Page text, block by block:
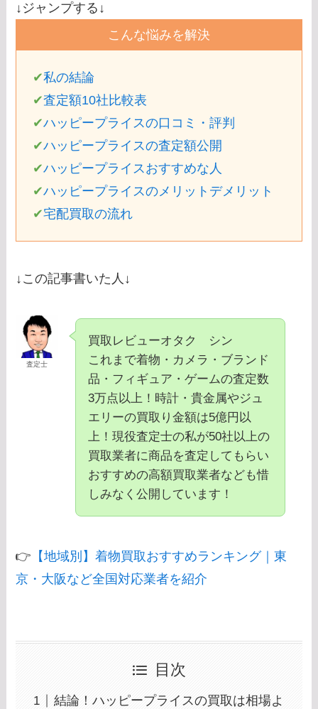
↓ジャンプする↓
こんな悩みを解決
✔私の結論
✔査定額10社比較表
✔ハッピープライスの口コミ・評判
✔ハッピープライスの査定額公開
✔ハッピープライスおすすめな人
✔ハッピープライスのメリットデメリット
✔宅配買取の流れ
↓この記事書いた人↓
査定士
買取レビューオタク シン
これまで着物・カメラ・ブランド
品・フィギュア・ゲームの査定数
3万点以上！時計・貴金属やジュ
エリーの買取り金額は5億円以
上！現役査定士の私が50社以上の
買取業者に商品を査定してもらい
おすすめの高額買取業者なども惜
しみなく公開しています！
👉 【地域別】着物買取おすすめランキング｜東
京・大阪など全国対応業者を紹介
目次
結論！ハッピープライスの買取は相場よ